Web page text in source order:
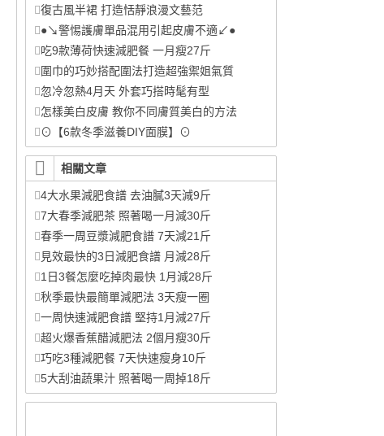
復古風半裙 打造恬靜浪漫文藝范
●↘警惕護膚單品混用引起皮膚不適↙●
吃9款薄荷快速減肥餐 一月瘦27斤
圍巾的巧妙搭配圍法打造超強禦姐氣質
忽冷忽熱4月天 外套巧搭時髦有型
怎樣美白皮膚 教你不同膚質美白的方法
⊙【6款冬季滋養DIY面膜】⊙
相關文章
4大水果減肥食譜 去油膩3天減9斤
7大春季減肥茶 照著喝一月減30斤
春季一周豆漿減肥食譜 7天減21斤
見效最快的3日減肥食譜 月減28斤
1日3餐怎麼吃掉肉最快 1月減28斤
秋季最快最簡單減肥法 3天瘦一圈
一周快速減肥食譜 堅持1月減27斤
超火爆香蕉醋減肥法 2個月瘦30斤
巧吃3種減肥餐 7天快速瘦身10斤
5大刮油蔬果汁 照著喝一周掉18斤